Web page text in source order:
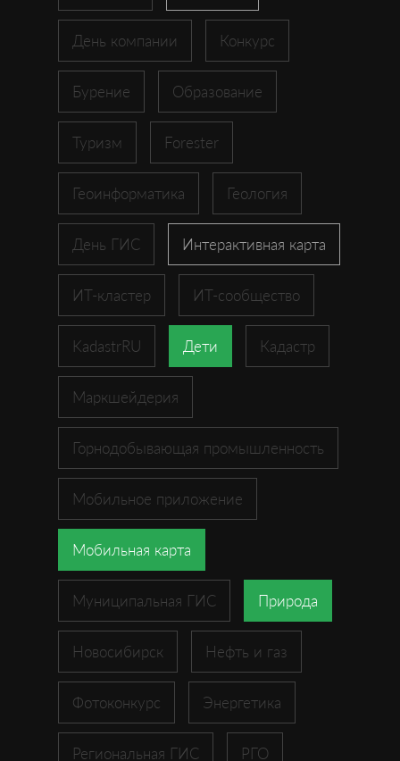
День компании Конкурс
Бурение Образование
Туризм Forester
Геоинформатика Геология
День ГИС Интерактивная карта
ИТ-кластер ИТ-сообщество
KadastrRU Дети Кадастр
Маркшейдерия
Горнодобывающая промышленность
Мобильное приложение
Мобильная карта
Муниципальная ГИС Природа
Новосибирск Нефть и газ
Фотоконкурс Энергетика
Региональная ГИС РГО